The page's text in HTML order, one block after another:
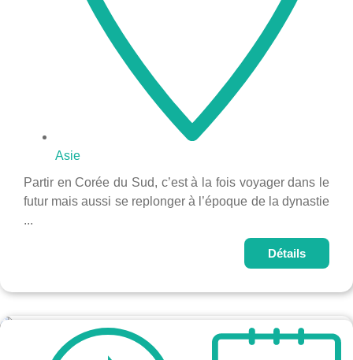
Asie
Partir en Corée du Sud, c’est à la fois voyager dans le
futur mais aussi se replonger à l’époque de la dynastie
...
Détails